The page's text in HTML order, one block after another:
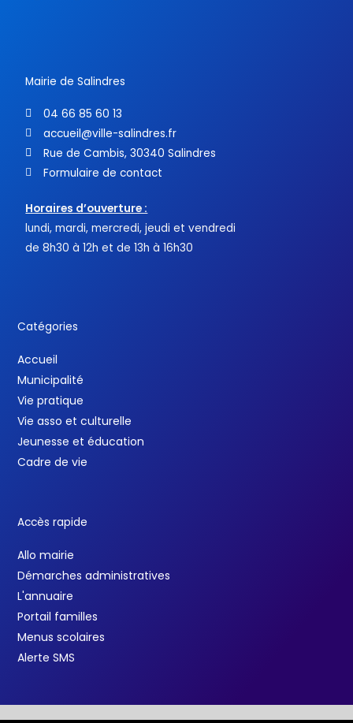
Mairie de Salindres
04 66 85 60 13
accueil@ville-salindres.fr
Rue de Cambis, 30340 Salindres
Formulaire de contact
Horaires d’ouverture :
lundi, mardi, mercredi, jeudi et vendredi
de 8h30 à 12h et de 13h à 16h30
Catégories
Accueil
Municipalité
Vie pratique
Vie asso et culturelle
Jeunesse et éducation
Cadre de vie
Accès rapide
Allo mairie
Démarches administratives
L'annuaire
Portail familles
Menus scolaires
Alerte SMS